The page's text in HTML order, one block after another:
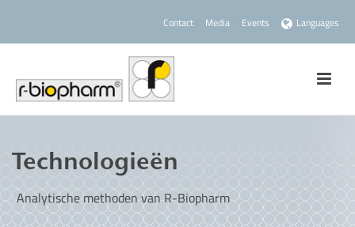
Contact Media Events Languages
Technologieën
Analytische methoden van R-Biopharm